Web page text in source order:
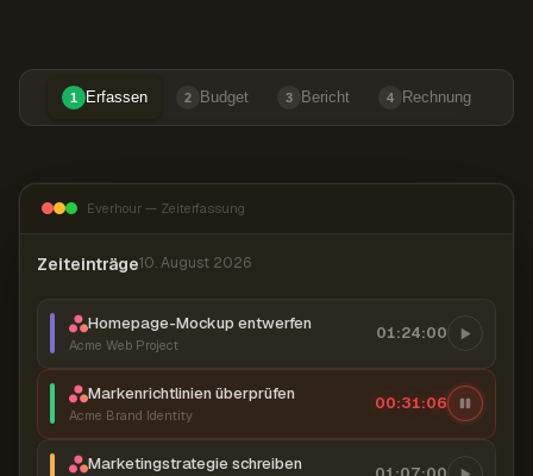
1 Erfassen 2 Budget 3 Bericht 4 Rechnung
Everhour — Zeiterfassung
Zeiteinträge10. August 2026
Homepage-Mockup entwerfen
Acme Web Project
01:24:00
Markenrichtlinien überprüfen
Acme Brand Identity
00:31:07
Marketingstrategie schreiben